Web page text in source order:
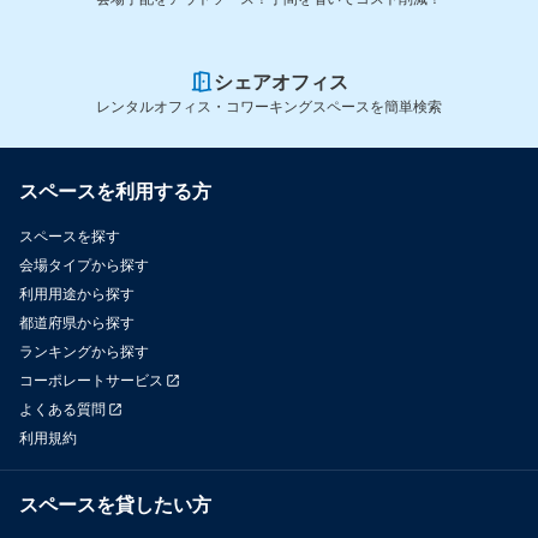
シェアオフィス
レンタルオフィス・コワーキングスペースを簡単検索
スペースを利用する方
スペースを探す
会場タイプから探す
利用用途から探す
都道府県から探す
ランキングから探す
コーポレートサービス
よくある質問
利用規約
スペースを貸したい方